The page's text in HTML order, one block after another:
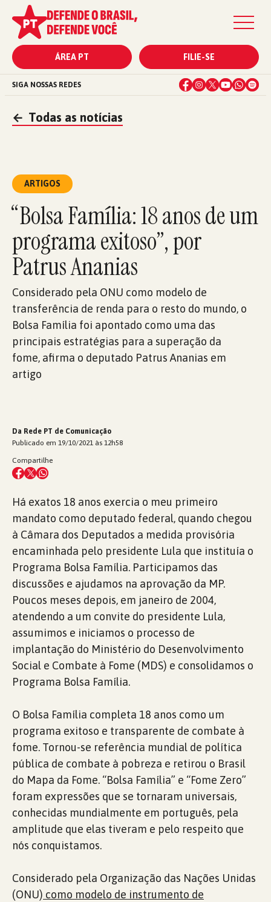
ÁREA PT FILIE-SE
SIGA NOSSAS REDES
← Todas as notícias
ARTIGOS
“Bolsa Família: 18 anos de um
programa exitoso”, por
Patrus Ananias
Considerado pela ONU como modelo de
transferência de renda para o resto do mundo, o
Bolsa Família foi apontado como uma das
principais estratégias para a superação da
fome, afirma o deputado Patrus Ananias em
artigo
Da Rede PT de Comunicação
Publicado em 19/10/2021 às 12h58
Compartilhe
Há exatos 18 anos exercia o meu primeiro
mandato como deputado federal, quando chegou
à Câmara dos Deputados a medida provisória
encaminhada pelo presidente Lula que instituía o
Programa Bolsa Família. Participamos das
discussões e ajudamos na aprovação da MP.
Poucos meses depois, em janeiro de 2004,
atendendo a um convite do presidente Lula,
assumimos e iniciamos o processo de
implantação do Ministério do Desenvolvimento
Social e Combate à Fome (MDS) e consolidamos o
Programa Bolsa Família.
O Bolsa Família completa 18 anos como um
programa exitoso e transparente de combate à
fome. Tornou-se referência mundial de política
pública de combate à pobreza e retirou o Brasil
do Mapa da Fome. “Bolsa Família” e “Fome Zero”
foram expressões que se tornaram universais,
conhecidas mundialmente em português, pela
amplitude que elas tiveram e pelo respeito que
nós conquistamos.
Considerado pela Organização das Nações Unidas
(ONU) como modelo de instrumento de